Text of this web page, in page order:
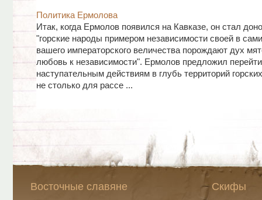
Политика Ермолова
Итак, когда Ермолов появился на Кавказе, он стал
"горские народы примером независимости своей в
вашего императорского величества порождают дух
любовь к независимости". Ермолов предложил
наступательным действиям в глубь территорий
не столько для рассе ...
Восточные славяне Скифы